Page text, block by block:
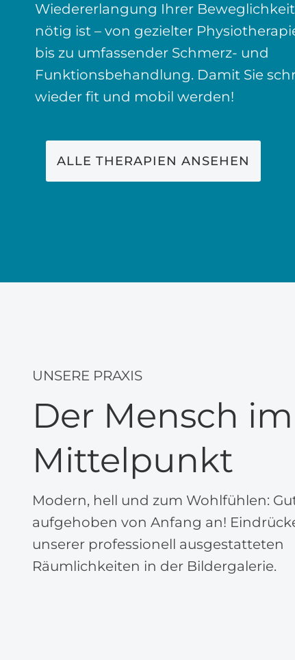
Wiedererlangung Ihrer Beweglichkeit
nötig ist – von gezielter
bis zu umfassender Schmerz- und
Funktionsbehandlung. Damit Sie
wieder fit und mobil werden!
ALLE THERAPIEN ANSEHEN
UNSERE PRAXIS
Der Mensch im
Mittelpunkt
Modern, hell und zum Wohlfühlen:
aufgehoben von Anfang an!
unserer professionell ausgestatteten
Räumlichkeiten in der Bildergalerie.